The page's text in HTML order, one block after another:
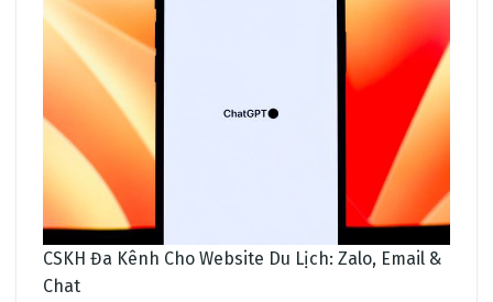
CSKH Đa Kênh Cho Website Du Lịch: Zalo, Email &
Chat